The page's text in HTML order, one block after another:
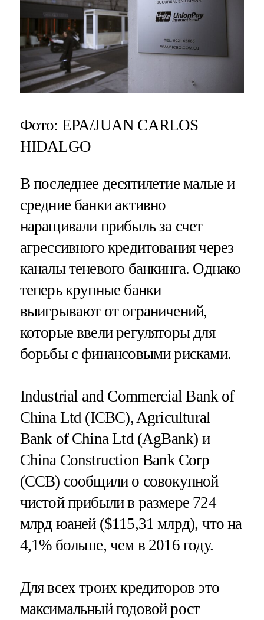
Фото: EPA/JUAN CARLOS
HIDALGO
В последнее десятилетие малые и
средние банки активно
наращивали прибыль за счет
агрессивного кредитования через
каналы теневого банкинга. Однако
теперь крупные банки
выигрывают от ограничений,
которые ввели регуляторы для
борьбы с финансовыми рисками.
Industrial and Commercial Bank of
China Ltd (ICBC), Agricultural
Bank of China Ltd (AgBank) и
China Construction Bank Corp
(CCB) сообщили о совокупной
чистой прибыли в размере 724
млрд юаней ($115,31 млрд), что на
4,1% больше, чем в 2016 году.
Для всех троих кредиторов это
максимальный годовой рост